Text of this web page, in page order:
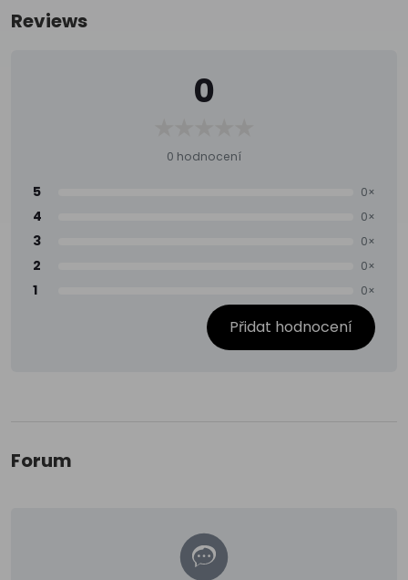
Reviews
0
0 hodnocení
5 0×
4 0×
3 0×
2 0×
1 0×
Přidat hodnocení
Forum